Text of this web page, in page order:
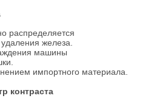
распределяется
железа.
машины
импортного материала.
контраста